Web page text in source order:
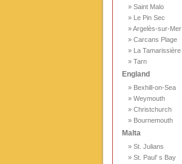
» Saint Malo
» Le Pin Sec
» Argelès-sur-Mer
» Carcans Plage
» La Tamarissière
» Tarn
England
» Bexhill-on-Sea
» Weymouth
» Christchurch
» Bournemouth
Malta
» St. Julians
» St. Paul' s Bay